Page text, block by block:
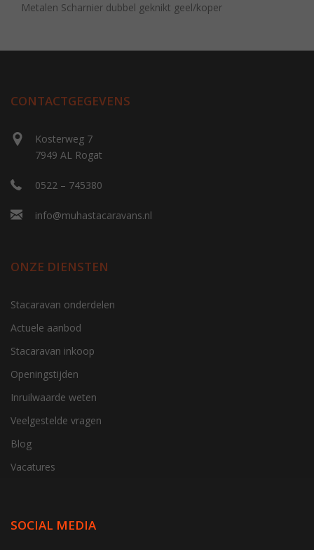
Metalen Scharnier dubbel geknikt geel/koper
CONTACTGEGEVENS
Kosterweg 7
7949 AL Rogat
0522 – 745380
info@muhastacaravans.nl
ONZE DIENSTEN
Stacaravan onderdelen
Actuele aanbod
Stacaravan inkoop
Openingstijden
Inruilwaarde weten
Veelgestelde vragen
Blog
Vacatures
SOCIAL MEDIA